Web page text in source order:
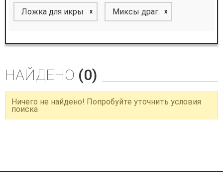
Ложка для икры x Миксы драг x
НАЙДЕНО (0)
Ничего не найдено! Попробуйте уточнить условия
поиска